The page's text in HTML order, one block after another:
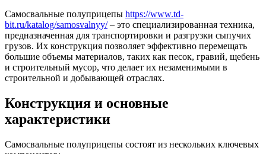
Самосвальные полуприцепы https://www.td-
bit.ru/katalog/samosvalnyy/– это специализированная техника,
предназначенная для транспортировки и разгрузки сыпучих
грузов. Их конструкция позволяет эффективно перемещать
большие объемы материалов, таких как песок, гравий, щебень
и строительный мусор, что делает их незаменимыми в
строительной и добывающей отраслях.
Конструкция и основные
характеристики
Самосвальные полуприцепы состоят из нескольких ключевых